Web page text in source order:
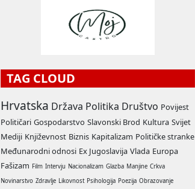
TAG CLOUD
Hrvatska Država Politika Društvo Povijest
Političari Gospodarstvo Slavonski Brod Kultura Svijet
Mediji Književnost Biznis Kapitalizam Političke stranke
Međunarodni odnosi Ex Jugoslavija Vlada Europa
Fašizam Film Intervju Nacionalizam Glazba Manjine Crkva
Novinarstvo Zdravlje Likovnost Psihologija Poezija Obrazovanje